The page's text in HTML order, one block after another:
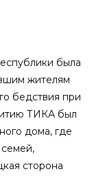
была
жителям
бедствия при
ТИКА был
дома, где
сторона